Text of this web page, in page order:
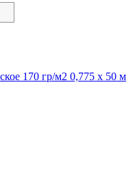
170 гр/м2 0,775 х 50 м